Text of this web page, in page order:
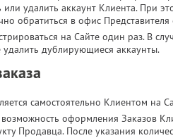
или удалить аккаунт Клиента. При
обратиться в офис Представителя
на Сайте один раз. В
удалить дублирующиеся аккаунты.
самостоятельно Клиентом на
оформления Заказов
Продавца. После указания